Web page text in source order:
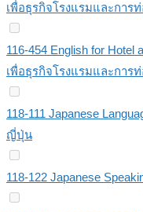
เพื่อธุรกิจโรงแรมและการท่
116-454 English for
เพื่อธุรกิจโรงแรมและการท่
118-111 Japanese
ญี่ปุ่น
118-122 Japanese